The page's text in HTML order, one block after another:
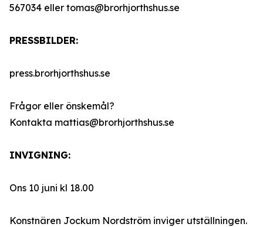
567034 eller tomas@brorhjorthshus.se
PRESSBILDER:
press.brorhjorthshus.se
Frågor eller önskemål?
Kontakta mattias@brorhjorthshus.se
INVIGNING:
Ons 10 juni kl 18.00
Konstnären Jockum Nordström inviger utställningen.